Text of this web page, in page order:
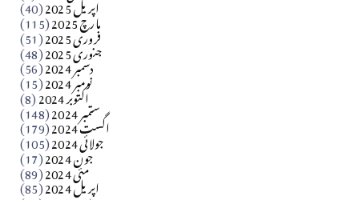
آزاد کشمیر جیسے احتجاج کی ضرورت ہے؟ از،،، ظہیرالدین
مارچ 2025 (115) فروری 2025 (51) جنوری 2025 (48) دسمبر 2024 (56) نومبر 2024 (15) اکتوبر 2024 (8) ستمبر 2024 (148) اگست 2024 (179) جولائی 2024 (105) جون 2024 (17) مئی 2024 (89) اپریل 2024 (85)